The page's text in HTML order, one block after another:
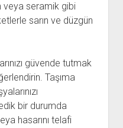
veya seramik gibi
sarın ve düzgün
güvende tutmak
Taşıma
bir durumda
hasarını telafi